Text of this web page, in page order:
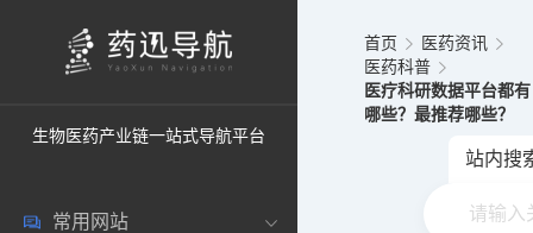
生物医药产业链一站式导航平台
常用网站
首页
医药资讯
医药科普
医疗科研数据平台都有
哪些？最推荐哪些？
站内搜